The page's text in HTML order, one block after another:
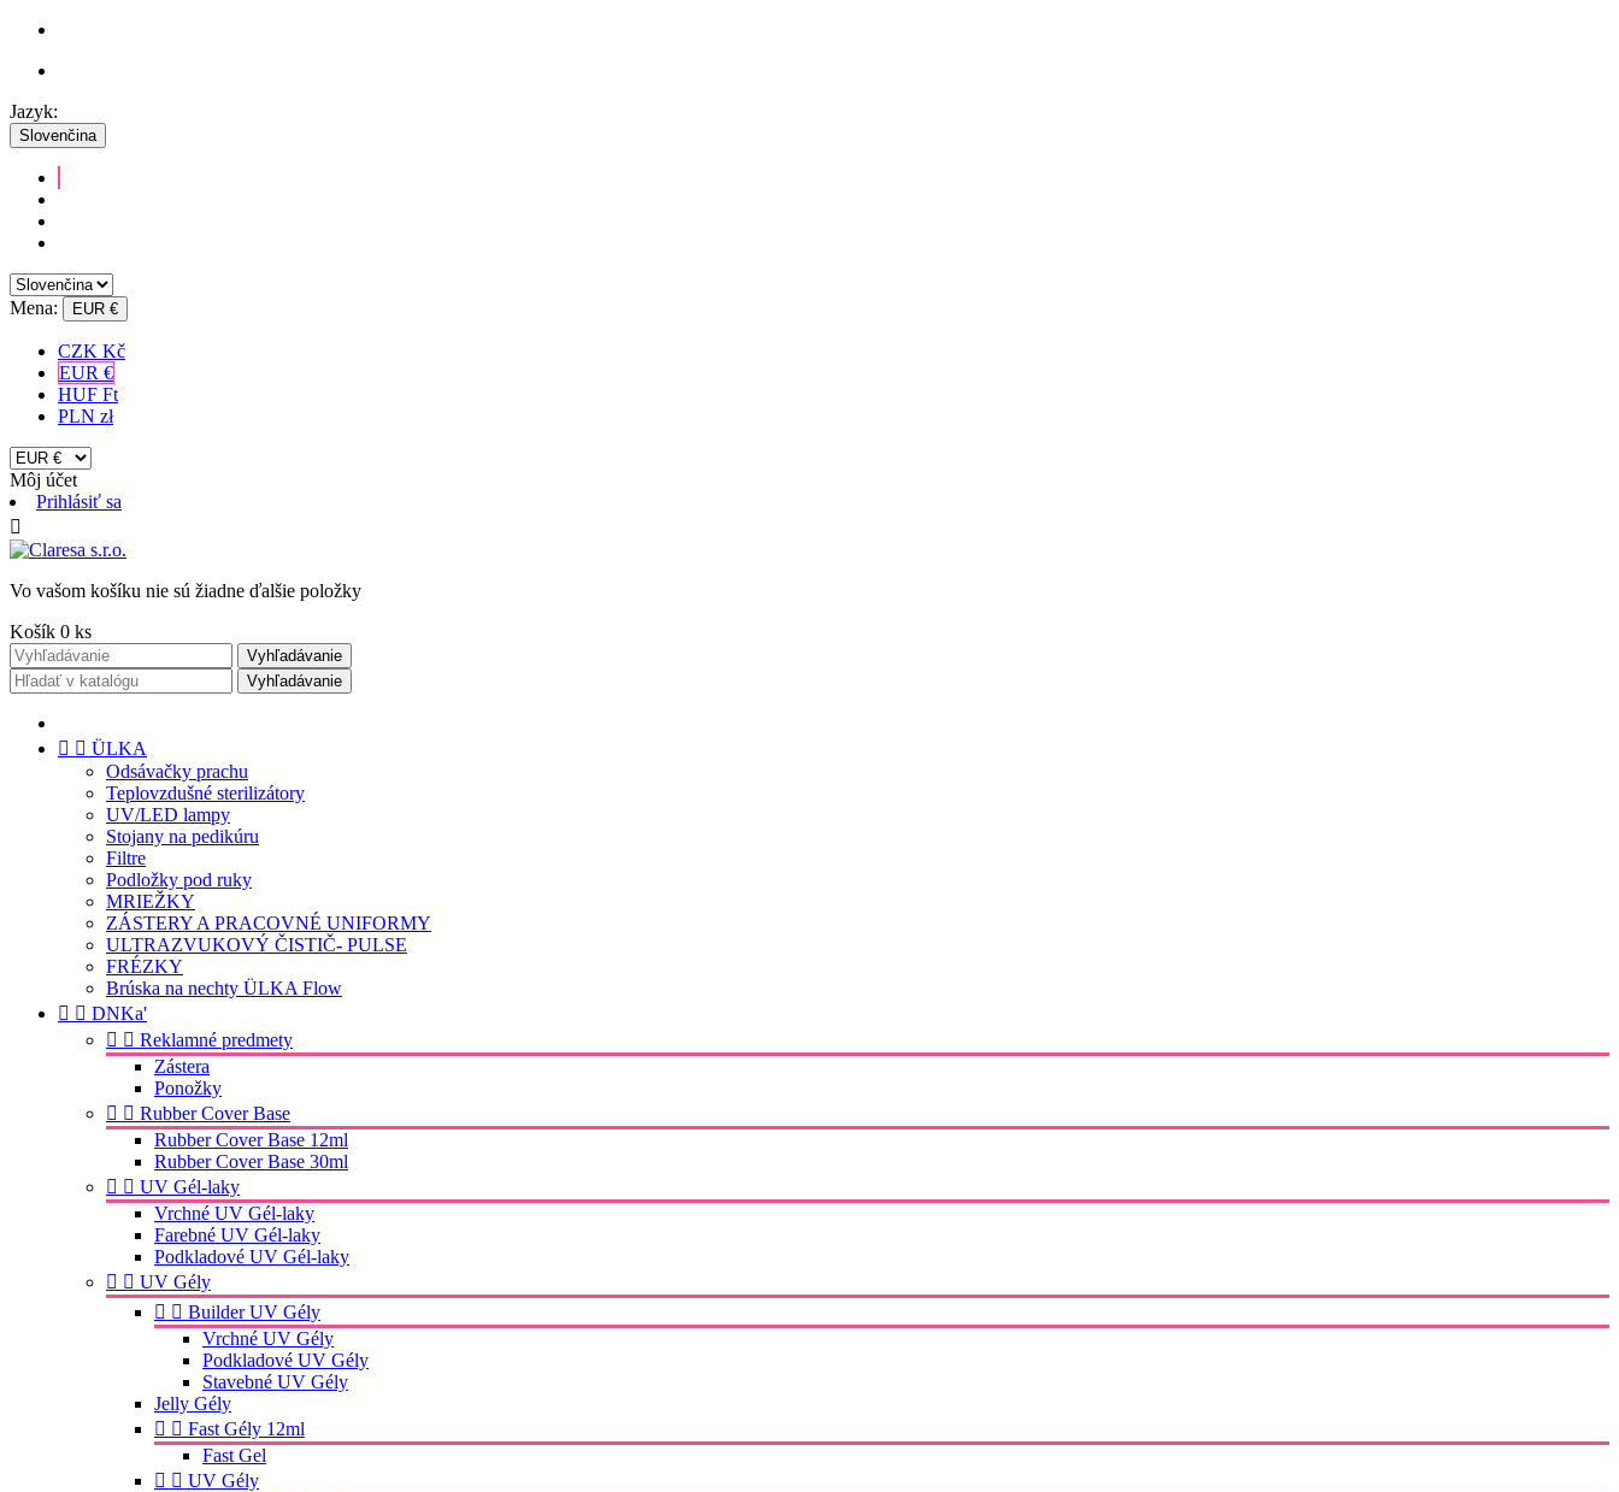
Jazyk:
Slovenčina
Mena: EUR €
CZK Kč
EUR €
HUF Ft
PLN zł
Môj účet
Prihlásiť sa

Vo vašom košíku nie sú žiadne ďalšie položky
Košík 0 ks
Vyhľadávanie
Vyhľadávanie
  ÜLKA
Odsávačky prachu
Teplovzdušné sterilizátory
UV/LED lampy
Stojany na pedikúru
Filtre
Podložky pod ruky
MRIEŽKY
ZÁSTERY A PRACOVNÉ UNIFORMY
ULTRAZVUKOVÝ ČISTIČ- PULSE
FRÉZKY
Brúska na nechty ÜLKA Flow
  DNKa'
  Reklamné predmety
Zástera
Ponožky
  Rubber Cover Base
Rubber Cover Base 12ml
Rubber Cover Base 30ml
  UV Gél-laky
Vrchné UV Gél-laky
Farebné UV Gél-laky
Podkladové UV Gél-laky
  UV Gély
  Builder UV Gély
Vrchné UV Gély
Podkladové UV Gély
Stavebné UV Gély
Jelly Gély
  Fast Gély 12ml
Fast Gel
  UV Gély